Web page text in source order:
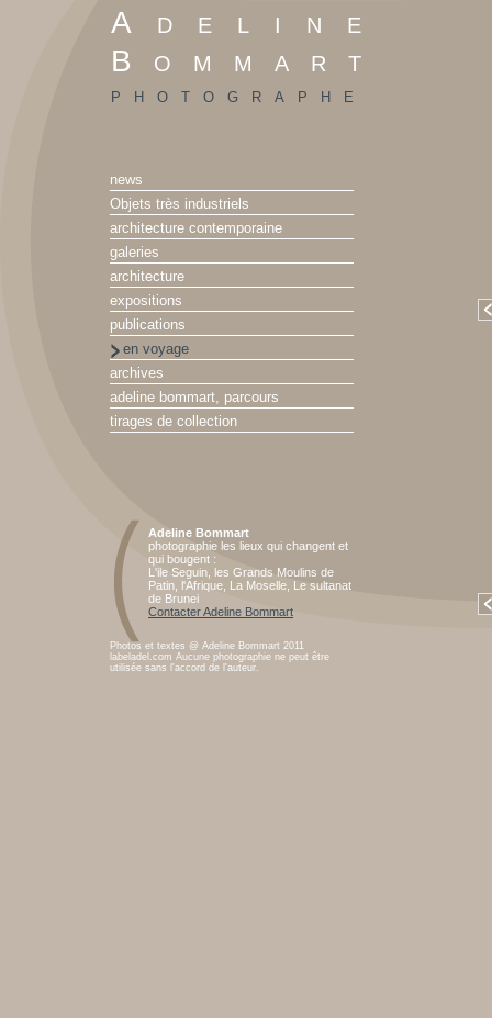
Adeline
Bommart
photographe
news
Objets très industriels
architecture contemporaine
galeries
architecture
expositions
publications
en voyage
archives
adeline bommart, parcours
tirages de collection
Adeline Bommart
photographie les lieux qui changent et
qui bougent :
L'ile Seguin, les Grands Moulins de
Patin, l'Afrique, La Moselle, Le sultanat
de Brunei
Contacter Adeline Bommart
Photos et textes @ Adeline Bommart 2011
labeladel.com Aucune photographie ne peut être
utilisée sans l'accord de l'auteur.